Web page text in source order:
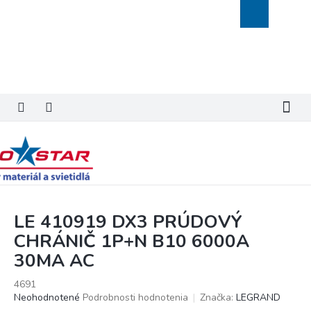
košík
LE 410919 DX3 PRÚDOVÝ
CHRÁNIČ 1P+N B10 6000A
30MA AC
4691
Priemerné
Neohodnotené Podrobnosti hodnotenia Značka: LEGRAND